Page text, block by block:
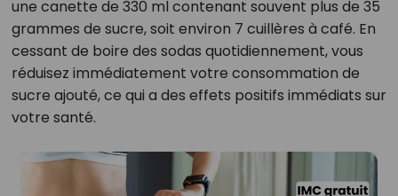
une canette de 330 ml contenant souvent plus de 35
grammes de sucre, soit environ 7 cuillères à café. En
cessant de boire des sodas quotidiennement, vous
réduisez immédiatement votre consommation de
sucre ajouté, ce qui a des effets positifs immédiats sur
votre santé.